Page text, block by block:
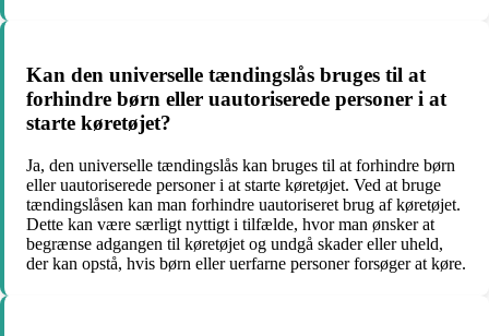
Kan den universelle tændingslås bruges til at
forhindre børn eller uautoriserede personer i at
starte køretøjet?
Ja, den universelle tændingslås kan bruges til at forhindre børn
eller uautoriserede personer i at starte køretøjet. Ved at bruge
tændingslåsen kan man forhindre uautoriseret brug af køretøjet.
Dette kan være særligt nyttigt i tilfælde, hvor man ønsker at
begrænse adgangen til køretøjet og undgå skader eller uheld,
der kan opstå, hvis børn eller uerfarne personer forsøger at køre.